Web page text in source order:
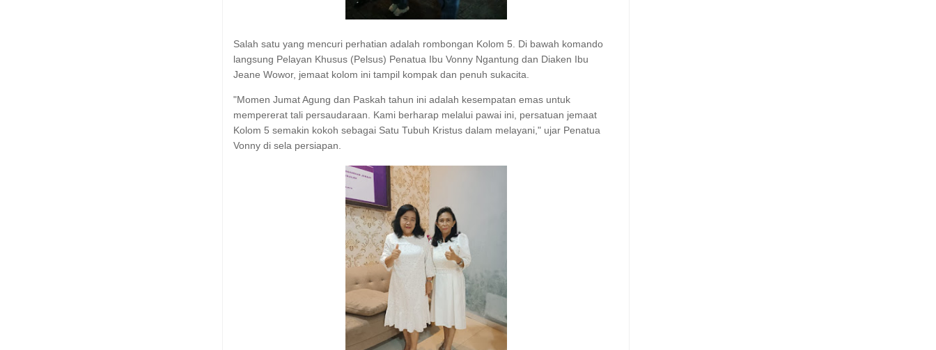
Salah satu yang mencuri perhatian adalah rombongan Kolom 5. Di bawah komando
langsung Pelayan Khusus (Pelsus) Penatua Ibu Vonny Ngantung dan Diaken Ibu
Jeane Wowor, jemaat kolom ini tampil kompak dan penuh sukacita.
"Momen Jumat Agung dan Paskah tahun ini adalah kesempatan emas untuk
mempererat tali persaudaraan. Kami berharap melalui pawai ini, persatuan jemaat
Kolom 5 semakin kokoh sebagai Satu Tubuh Kristus dalam melayani," ujar Penatua
Vonny di sela persiapan.